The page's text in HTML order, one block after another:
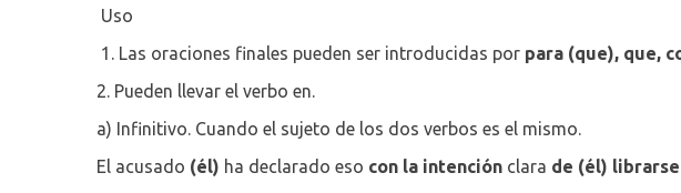
Uso
1. Las oraciones finales pueden ser introducidas por para (que), que,
2. Pueden llevar el verbo en.
a) Infinitivo. Cuando el sujeto de los dos verbos es el mismo.
El acusado (él) ha declarado eso con la intención clara de (él) librarse